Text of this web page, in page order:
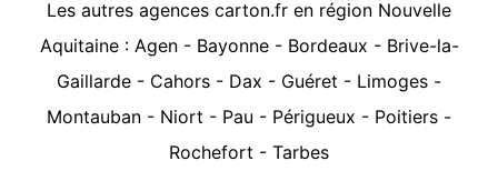
Les autres agences carton.fr en région Nouvelle
Aquitaine : Agen- Bayonne- Bordeaux - Brive-la-
Gaillarde - Cahors - Dax - Guéret - Limoges -
Montauban - Niort - Pau - Périgueux - Poitiers -
Rochefort - Tarbes